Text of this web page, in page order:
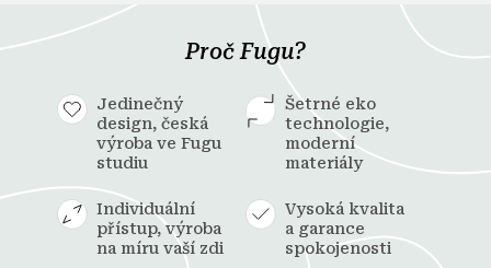
Proč Fugu?
Jedinečný
design, česká
výroba ve Fugu
studiu
Šetrné eko
technologie,
moderní
materiály
Individuální
přístup, výroba
na míru vaší zdi
Vysoká kvalita
a garance
spokojenosti